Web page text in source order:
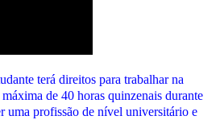
terá direitos para trabalhar na
de 40 horas quinzenais durante
uma profissão de nível universitário e